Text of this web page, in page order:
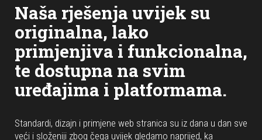
Naša rješenja uvijek su
originalna, lako
primjenjiva i funkcionalna,
te dostupna na svim
uređajima i platformama.
Standardi, dizajn i primjene web stranica su iz dana u dan sve
veći i složeniji zbog čega uvijek gledamo naprijed, ka